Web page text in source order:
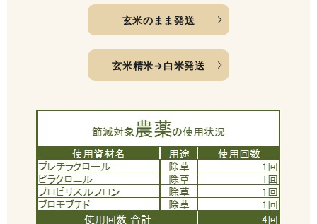
玄米のまま発送
玄米精米→白米発送